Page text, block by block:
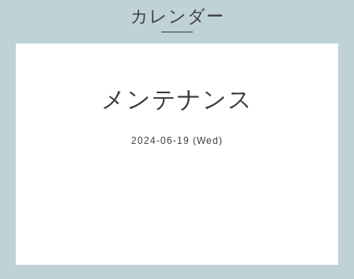
カレンダー
メンテナンス
2024-06-19 (Wed)